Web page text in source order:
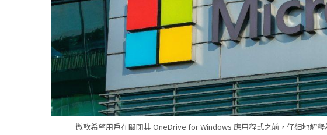
微軟希望用戶在關閉其 OneDrive for Windows 應用程式之前，仔細地解釋